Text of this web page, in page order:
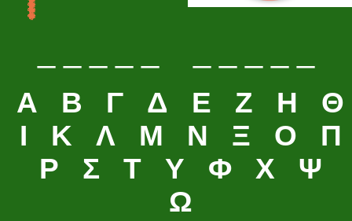
Α Β Γ Δ Ε Ζ Η
Θ
Ι
Κ Λ Μ Ν Ξ Ο
Π
Ρ
Σ Τ Υ Φ Χ
Ψ
Ω